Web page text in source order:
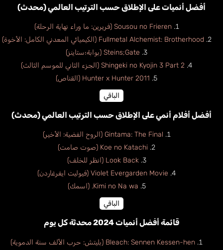
أفضل أنميات على الإطلاق حسب الترتيب العالمي (محدث)
Sousou no Frieren (فريرين: ما وراء نهاية الرحلة)
Fullmetal Alchemist: Brotherhood (الكيميائي المعدني الكامل: الأخوة)
Steins;Gate (بوابة؛ستاينز)
Shingeki no Kyojin 3 Part 2 (الجزء الثاني للموسم الثالث)
Hunter x Hunter 2011 (القناص)
الباقي
أفضل أفلام أنمي على الإطلاق حسب الترتيب العالمي (محدث)
Gintama: The Final (الروح الفضية: الأخير)
Koe no Katachi (صوت صامت)
Look Back (انظر للخلف)
Violet Evergarden Movie (فيوليت ايفرغاردن)
Kimi no Na wa. (اسمك)
الباقي
قائمة أفضل أنميات 2024 محدثة كل يوم
Bleach: Sennen Kessen-hen (بليتش: حرب الألف سنة الدموية)